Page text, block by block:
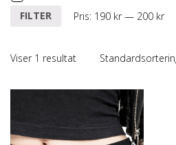
Mindste
Højeste
FILTER Pris: 190 kr— 200 kr
Viser 1 resultat